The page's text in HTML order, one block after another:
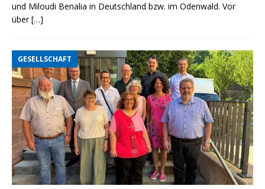
und Miloudi Benalia in Deutschland bzw. im Odenwald. Vor
über[…]
GESELLSCHAFT